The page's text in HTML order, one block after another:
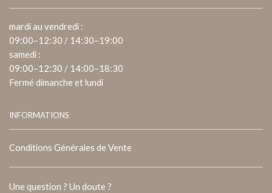
mardi au vendredi :
09:00–12:30 / 14:30–19:00
samedi :
09:00–12:30 / 14:00–18:30
Fermé dimanche et lundi
INFORMATIONS
Conditions Générales de Vente
Une question ? Un doute ?